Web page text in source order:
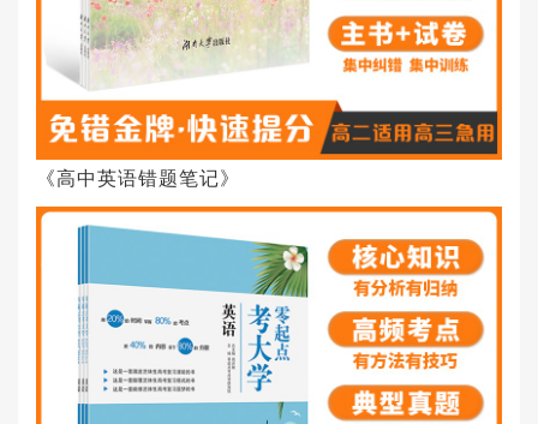
《高中英语错题笔记》